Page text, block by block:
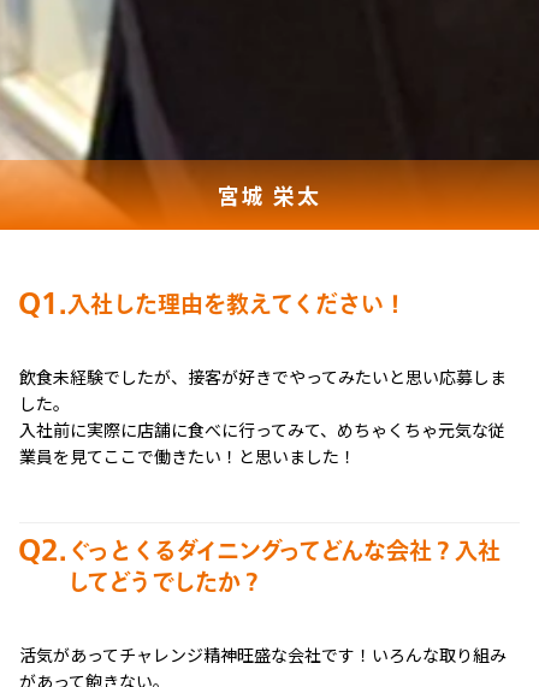
宮城 栄太
入社した理由を教えてください！
Q1.
飲食未経験でしたが、接客が好きでやってみたいと思い応募しま
した。
入社前に実際に店舗に食べに行ってみて、めちゃくちゃ元気な従
業員を見てここで働きたい！と思いました！
ぐっとくるダイニングってどんな会社？入社
してどうでしたか？
Q2.
活気があってチャレンジ精神旺盛な会社です！いろんな取り組み
があって飽きない。